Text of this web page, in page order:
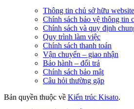
Thông tin chủ sở hữu website
Chính sách bảo vệ thông tin
Chính sách và quy định
Quy trình làm việc
Chính sách thanh toán
Vận chuyển – giao nhận
Bảo hành – đổi trả
Chính sách bảo mật
Câu hỏi thường gặp
Bản quyền thuộc về Kiến trúc Kisato.